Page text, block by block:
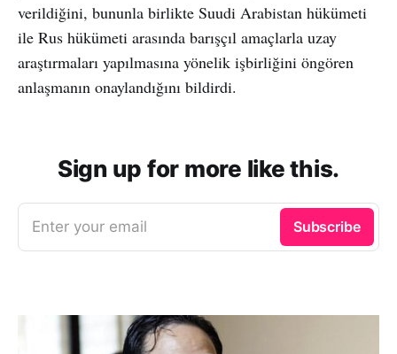
verildiğini, bununla birlikte Suudi Arabistan hükümeti
ile Rus hükümeti arasında barışçıl amaçlarla uzay
araştırmaları yapılmasına yönelik işbirliğini öngören
anlaşmanın onaylandığını bildirdi.
Sign up for more like this.
Enter your email Subscribe